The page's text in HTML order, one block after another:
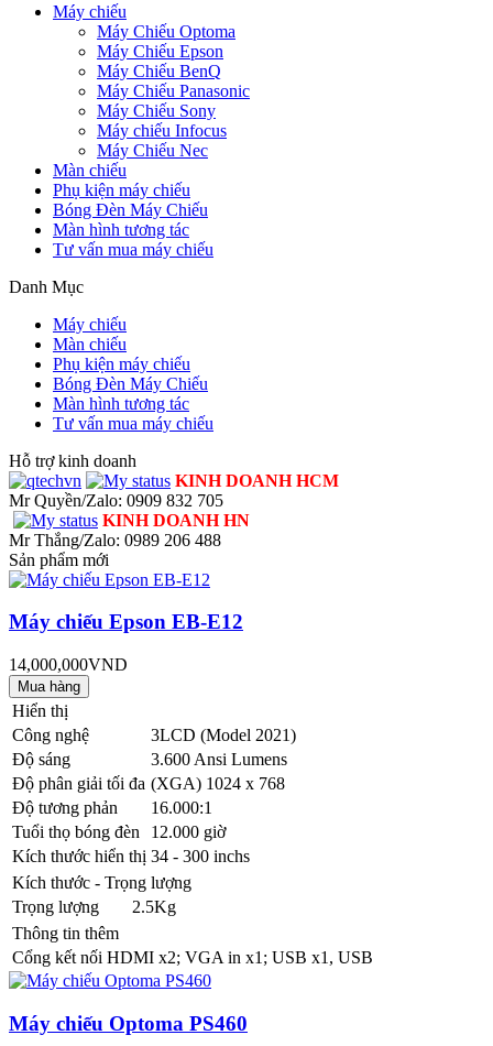
Máy chiếu
Máy Chiếu Optoma
Máy Chiếu Epson
Máy Chiếu BenQ
Máy Chiếu Panasonic
Máy Chiếu Sony
Máy chiếu Infocus
Máy Chiếu Nec
Màn chiếu
Phụ kiện máy chiếu
Bóng Đèn Máy Chiếu
Màn hình tương tác
Tư vấn mua máy chiếu
Danh Mục
Máy chiếu
Màn chiếu
Phụ kiện máy chiếu
Bóng Đèn Máy Chiếu
Màn hình tương tác
Tư vấn mua máy chiếu
Hỗ trợ kinh doanh
KINH DOANH HCM
Mr Quyền/Zalo: 0909 832 705
KINH DOANH HN
Mr Thắng/Zalo: 0989 206 488
Sản phẩm mới
Máy chiếu Epson EB-E12
14,000,000VND
Hiển thị
Công nghệ
3LCD (Model 2021)
Độ sáng
3.600 Ansi Lumens
Độ phân giải tối đa (XGA) 1024 x 768
Độ tương phản
16.000:1
Tuổi thọ bóng đèn
12.000 giờ
Kích thước hiển thị 34 - 300 inchs
Kích thước - Trọng lượng
Trọng lượng
2.5Kg
Thông tin thêm
Cổng kết nối HDMI x2; VGA in x1; USB x1, USB
Máy chiếu Optoma PS460